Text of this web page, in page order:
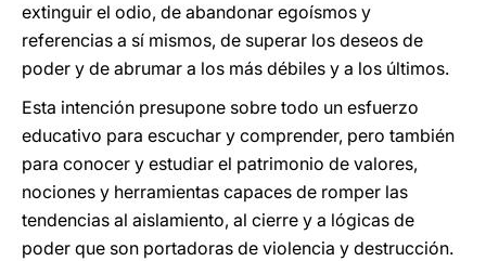
extinguir el odio, de abandonar egoísmos y
referencias a sí mismos, de superar los deseos de
poder y de abrumar a los más débiles y a los últimos.
Esta intención presupone sobre todo un esfuerzo
educativo para escuchar y comprender, pero también
para conocer y estudiar el patrimonio de valores,
nociones y herramientas capaces de romper las
tendencias al aislamiento, al cierre y a lógicas de
poder que son portadoras de violencia y destrucción.